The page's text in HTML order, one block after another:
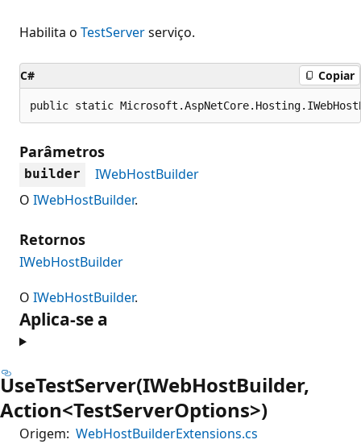
Habilita o TestServerserviço.
C# Copiar
public static
Parâmetros
builder
IWebHostBuilder
O IWebHostBuilder.
Retornos
IWebHostBuilder
O IWebHostBuilder.
Aplica-se a
UseTestServer(IWebHostBuilder,
Action<TestServerOptions>)
Origem: WebHostBuilderExtensions.cs